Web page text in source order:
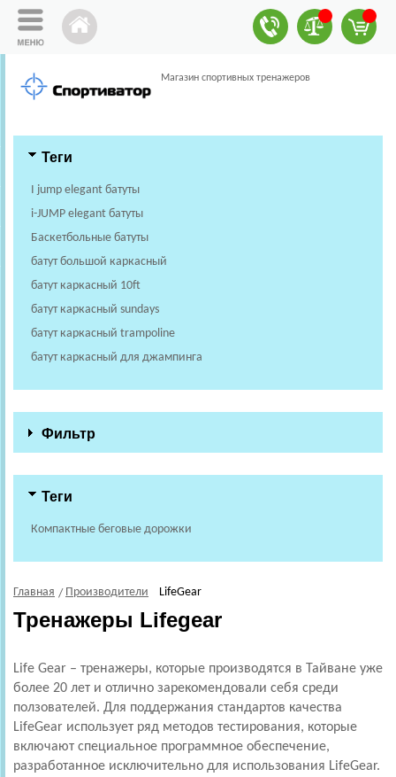
Магазин спортивных тренажеров
Теги
I jump elegant батуты
i-JUMP elegant батуты
Баскетбольные батуты
батут большой каркасный
батут каркасный 10ft
батут каркасный sundays
батут каркасный trampoline
батут каркасный для джампинга
Фильтр
Теги
Компактные беговые дорожки
Главная Производители LifeGear
Тренажеры Lifegear
Life Gear – тренажеры, которые производятся в Тайване уже
более 20 лет и отлично зарекомендовали себя среди
ползователей. Для поддержания стандартов качества
LifeGear использует ряд методов тестирования, которые
включают специальное программное обеспечение,
разработанное исключительно для использования LifeGear.